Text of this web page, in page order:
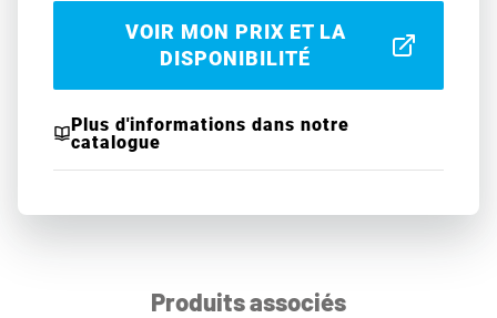
VOIR MON PRIX ET LA
DISPONIBILITÉ
Plus d'informations dans notre
catalogue
Produits associés